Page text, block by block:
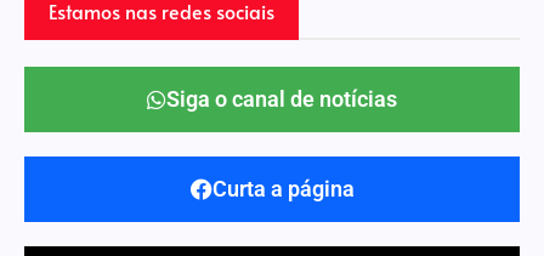
Estamos nas redes sociais
Siga o canal de notícias
Curta a página